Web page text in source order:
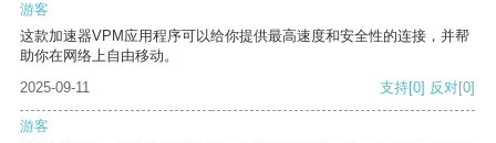
游客
这款加速器VPM应用程序可以给你提供最高速度和安全性的连接，并帮
助你在网络上自由移动。
2025-09-11
支持[0] 反对[0]
游客